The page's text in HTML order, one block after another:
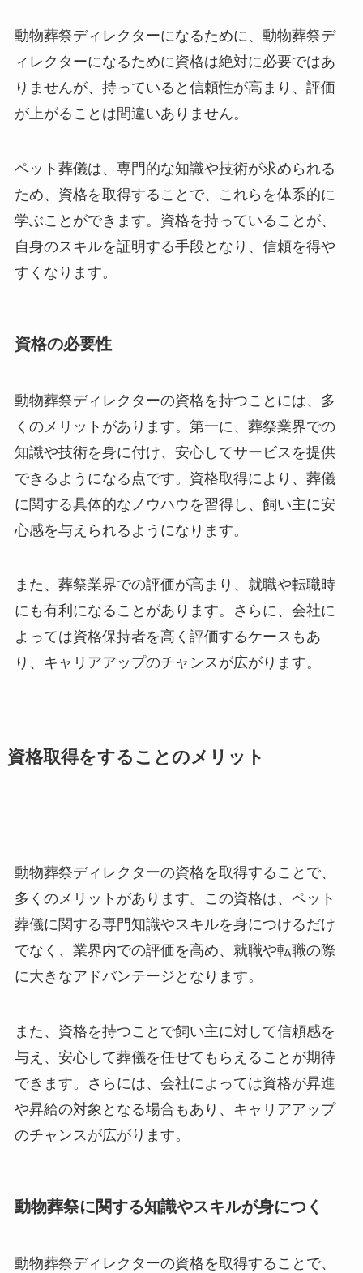
動物葬祭ディレクターになるために、動物葬祭デ
ィレクターになるために資格は絶対に必要ではあ
りませんが、持っていると信頼性が高まり、評価
が上がることは間違いありません。
ペット葬儀は、専門的な知識や技術が求められる
ため、資格を取得することで、これらを体系的に
学ぶことができます。資格を持っていることが、
自身のスキルを証明する手段となり、信頼を得や
すくなります。
資格の必要性
動物葬祭ディレクターの資格を持つことには、多
くのメリットがあります。第一に、葬祭業界での
知識や技術を身に付け、安心してサービスを提供
できるようになる点です。資格取得により、葬儀
に関する具体的なノウハウを習得し、飼い主に安
心感を与えられるようになります。
また、葬祭業界での評価が高まり、就職や転職時
にも有利になることがあります。さらに、会社に
よっては資格保持者を高く評価するケースもあ
り、キャリアアップのチャンスが広がります。
資格取得をすることのメリット
動物葬祭ディレクターの資格を取得することで、
多くのメリットがあります。この資格は、ペット
葬儀に関する専門知識やスキルを身につけるだけ
でなく、業界内での評価を高め、就職や転職の際
に大きなアドバンテージとなります。
また、資格を持つことで飼い主に対して信頼感を
与え、安心して葬儀を任せてもらえることが期待
できます。さらには、会社によっては資格が昇進
や昇給の対象となる場合もあり、キャリアアップ
のチャンスが広がります。
動物葬祭に関する知識やスキルが身につく
動物葬祭ディレクターの資格を取得することで、